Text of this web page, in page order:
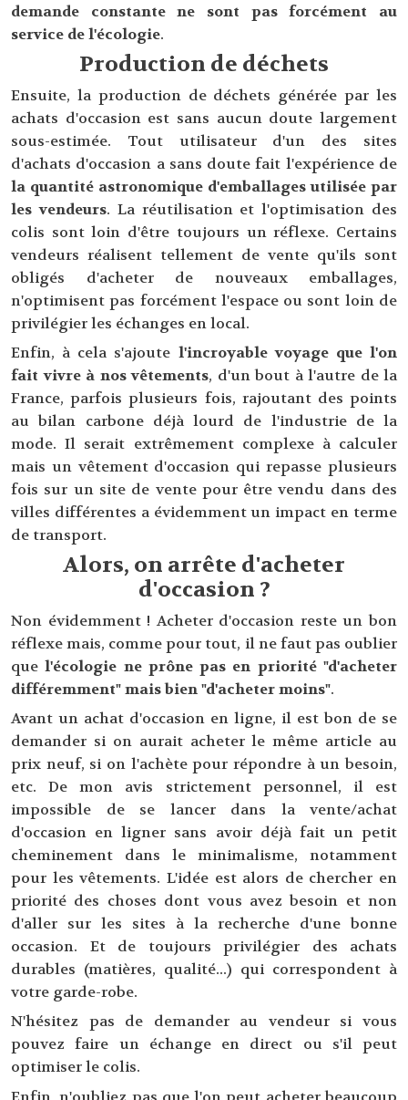
demande constante ne sont pas forcément au
service de l'écologie.
Production de déchets
Ensuite, la production de déchets générée par les
achats d'occasion est sans aucun doute largement
sous-estimée. Tout utilisateur d'un des sites
d'achats d'occasion a sans doute fait l'expérience de
la quantité astronomique d'emballages utilisée par
les vendeurs. La réutilisation et l'optimisation des
colis sont loin d'être toujours un réflexe. Certains
vendeurs réalisent tellement de vente qu'ils sont
obligés d'acheter de nouveaux emballages,
n'optimisent pas forcément l'espace ou sont loin de
privilégier les échanges en local.
Enfin, à cela s'ajoute l'incroyable voyage que l'on
fait vivre à nos vêtements, d'un bout à l'autre de la
France, parfois plusieurs fois, rajoutant des points
au bilan carbone déjà lourd de l'industrie de la
mode. Il serait extrêmement complexe à calculer
mais un vêtement d'occasion qui repasse plusieurs
fois sur un site de vente pour être vendu dans des
villes différentes a évidemment un impact en terme
de transport.
Alors, on arrête d'acheter
d'occasion ?
Non évidemment ! Acheter d'occasion reste un bon
réflexe mais, comme pour tout, il ne faut pas oublier
quel'écologie ne prône pas en priorité "d'acheter
différemment" mais bien "d'acheter moins".
Avant un achat d'occasion en ligne, il est bon de se
demander si on aurait acheter le même article au
prix neuf, si on l'achète pour répondre à un besoin,
etc. De mon avis strictement personnel, il est
impossible de se lancer dans la vente/achat
d'occasion en ligner sans avoir déjà fait un petit
cheminement dans le minimalisme, notamment
pour les vêtements. L'idée est alors de chercher en
priorité des choses dont vous avez besoin et non
d'aller sur les sites à la recherche d'une bonne
occasion. Et de toujours privilégier des achats
durables (matières, qualité...) qui correspondent à
votre garde-robe.
N'hésitez pas de demander au vendeur si vous
pouvez faire un échange en direct ou s'il peut
optimiser le colis.